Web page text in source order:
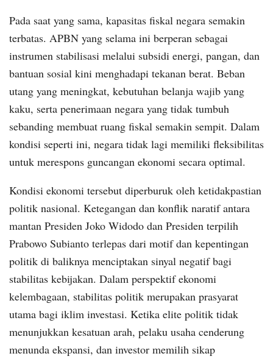
Pada saat yang sama, kapasitas fiskal negara semakin
terbatas. APBN yang selama ini berperan sebagai
instrumen stabilisasi melalui subsidi energi, pangan, dan
bantuan sosial kini menghadapi tekanan berat. Beban
utang yang meningkat, kebutuhan belanja wajib yang
kaku, serta penerimaan negara yang tidak tumbuh
sebanding membuat ruang fiskal semakin sempit. Dalam
kondisi seperti ini, negara tidak lagi memiliki fleksibilitas
untuk merespons guncangan ekonomi secara optimal.
Kondisi ekonomi tersebut diperburuk oleh ketidakpastian
politik nasional. Ketegangan dan konflik naratif antara
mantan Presiden Joko Widodo dan Presiden terpilih
Prabowo Subianto terlepas dari motif dan kepentingan
politik di baliknya menciptakan sinyal negatif bagi
stabilitas kebijakan. Dalam perspektif ekonomi
kelembagaan, stabilitas politik merupakan prasyarat
utama bagi iklim investasi. Ketika elite politik tidak
menunjukkan kesatuan arah, pelaku usaha cenderung
menunda ekspansi, dan investor memilih sikap